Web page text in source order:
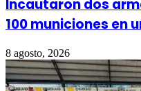
Incautaron dos
100 municiones en
8 agosto, 2026